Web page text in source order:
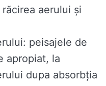
aerului și
peisajele de
apropiat, la
dupa absorbția